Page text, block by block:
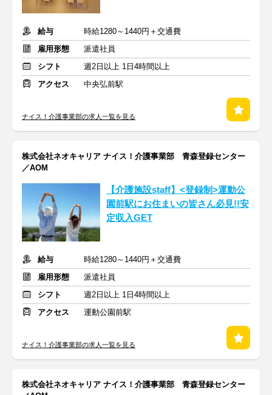
給与
時給1280～1440円＋交通費
雇用形態
派遣社員
シフト
週2日以上 1日4時間以上
アクセス
中央弘前駅
ナイス！介護事業部の求人一覧を見る
株式会社ネオキャリア ナイス！介護事業部 青森登録センター
／AOM
【介護施設staff】<登録制>運動公
園前駅にお住まいの皆さん必見!!安
定収入GET
給与
時給1280～1440円＋交通費
雇用形態
派遣社員
シフト
週2日以上 1日4時間以上
アクセス
運動公園前駅
ナイス！介護事業部の求人一覧を見る
株式会社ネオキャリア ナイス！介護事業部 青森登録センター